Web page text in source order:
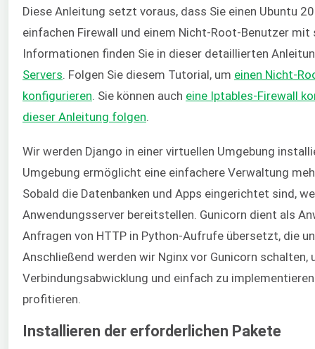
Diese Anleitung setzt voraus, dass Sie einen Ubuntu
einfachen Firewall und einem Nicht-Root-Benutzer
Informationen finden Sie in dieser detaillierten
Servers. Folgen Sie diesem Tutorial, um einen Nicht-
konfigurieren. Sie können auch eine Iptables-Firewall
dieser Anleitung folgen.
Wir werden Django in einer virtuellen Umgebung
Umgebung ermöglicht eine einfachere Verwaltung
Sobald die Datenbanken und Apps eingerichtet sind,
Anwendungsserver bereitstellen. Gunicorn dient als
Anfragen von HTTP in Python-Aufrufe übersetzt, die
Anschließend werden wir Nginx vor Gunicorn schalten,
Verbindungsabwicklung und einfach zu
profitieren.
Installieren der erforderlichen Pakete